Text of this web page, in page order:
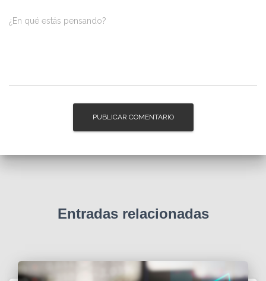
¿En qué estás pensando?
Entradas relacionadas